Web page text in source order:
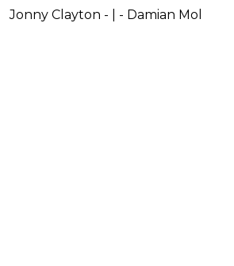
Jonny Clayton - | - Damian Mol